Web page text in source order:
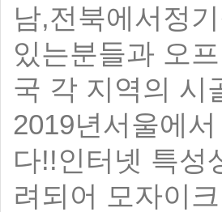
남,전북에서정
있는분들과 오
국 각 지역의 시
2019년서울에
다!!인터넷 특성
려되어 모자이